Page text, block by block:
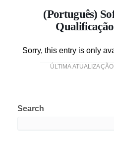
(Português)
Sorry, this entry is only
ÚLTIMA ATUALIZAÇÃO
Search